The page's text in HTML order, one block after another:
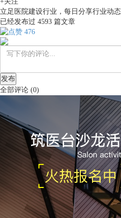
立足医院建设行业，每日分享行业动
已经发布过 4593 篇文章
476
发布
全部评论 (0)